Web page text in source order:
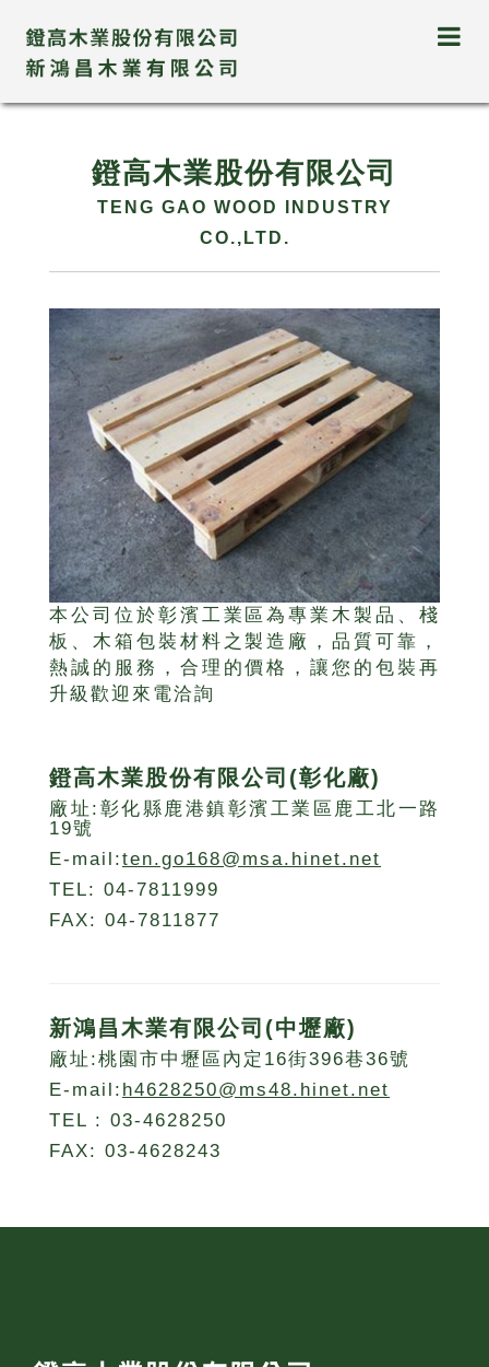
鐙高木業股份有限公司
TENG GAO WOOD INDUSTRY
CO.,LTD.
本公司位於彰濱工業區為專業木製品、棧
板、木箱包裝材料之製造廠，品質可靠，
熱誠的服務，合理的價格，讓您的包裝再
升級歡迎來電洽詢
鐙高木業股份有限公司(彰化廠)
廠址:彰化縣鹿港鎮彰濱工業區鹿工北一路
19號
E-mail:ten.go168@msa.hinet.net
TEL: 04-7811999
FAX: 04-7811877
新鴻昌木業有限公司(中壢廠)
廠址:桃園市中壢區內定16街396巷36號
E-mail: h4628250@ms48.hinet.net
TEL : 03-4628250
FAX: 03-4628243